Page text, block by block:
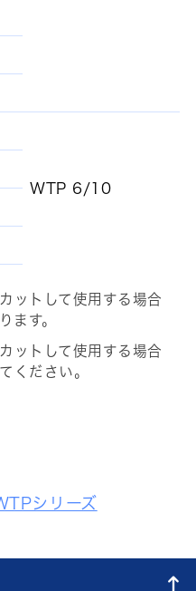
WTP 6/10
ットして使用する場合
ます。
ットして使用する場合
ください。
シリーズ